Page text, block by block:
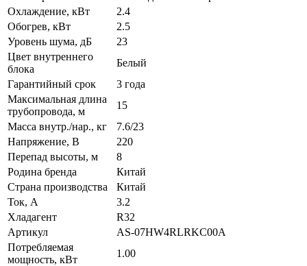
Охлаждение, кВт
2.4
Обогрев, кВт
2.5
Уровень шума, дБ
23
Цвет внутреннего
блока
Белый
Гарантийный срок
3 года
Максимальная длина
трубопровода, м
15
Масса внутр./нар., кг
7.6/23
Напряжение, В
220
Перепад высоты, м
8
Родина бренда
Китай
Страна производства
Китай
Ток, А
3.2
Хладагент
R32
Артикул
AS-07HW4RLRKC00A
Потребляемая
мощность, кВт
1.00